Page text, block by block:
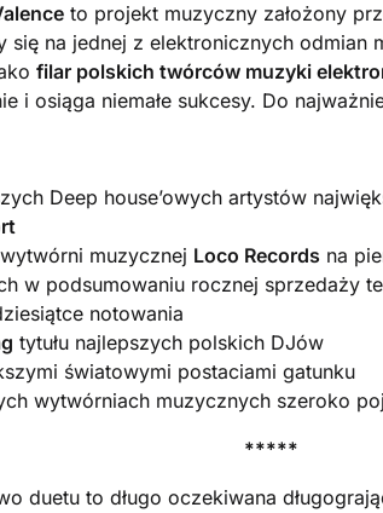
to projekt muzyczny założony
się na jednej z elektronicznych odmian
filar polskich twórców muzyki
i osiąga niemałe sukcesy. Do
Deep house’owych artystów
muzycznej Loco Records na
w podsumowaniu rocznej sprzedaży
notowania
tytułu najlepszych polskich DJów
światowymi postaciami gatunku
wytwórniach muzycznych szeroko
*****
duetu to długo oczekiwana